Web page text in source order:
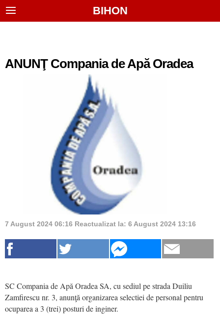
BIHON
ANUNŢ Compania de Apă Oradea
7 August 2024 06:16 Reactualizat la: 6 August 2024 13:16
SC Compania de Apă Oradea SA, cu sediul pe strada Duiliu
Zamfirescu nr. 3, anunţă organizarea selectiei de personal pentru
ocuparea a 3 (trei) posturi de inginer.